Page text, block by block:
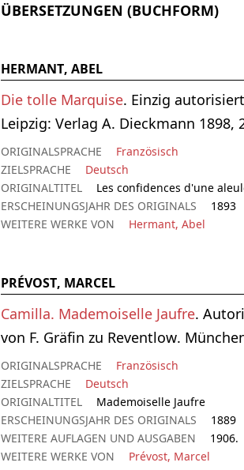
ÜBERSETZUNGEN (BUCHFORM)
HERMANT, ABEL
Die tolle Marquise. Einzig
Leipzig: Verlag A. Dieckmann 1898,
ORIGINALSPRACHE
Französisch
ZIELSPRACHE
Deutsch
ORIGINALTITEL
Les confidences d'une
ERSCHEINUNGSJAHR DES ORIGINALS
1893
WEITERE WERKE VON
Hermant, Abel
PRÉVOST, MARCEL
Camilla. Mademoiselle Jaufre.
von F. Gräfin zu Reventlow.
ORIGINALSPRACHE
Französisch
ZIELSPRACHE
Deutsch
ORIGINALTITEL
Mademoiselle Jaufre
ERSCHEINUNGSJAHR DES ORIGINALS
1889
WEITERE AUFLAGEN UND AUSGABEN
1906.
WEITERE WERKE VON
Prévost, Marcel